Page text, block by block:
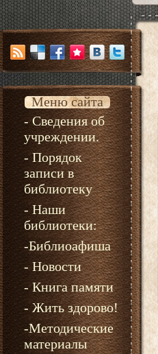
Меню сайта
- Сведения об
учреждении.
- Порядок
записи в
библиотеку
- Наши
библиотеки:
-Библиоафиша
- Новости
- Книга памяти
- Жить здорово!
-Методические
материалы